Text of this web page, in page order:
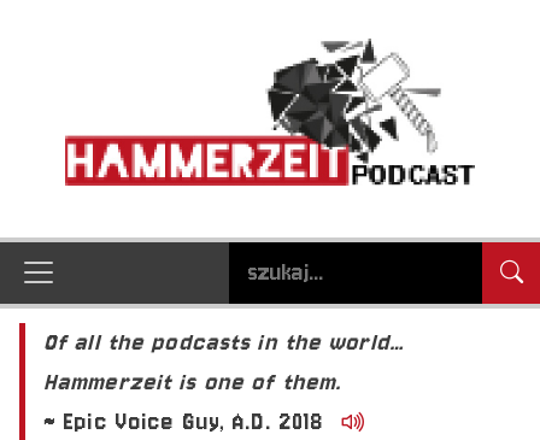
Of all the podcasts in the world…
Hammerzeit is one of them.
~ Epic Voice Guy, A.D. 2018